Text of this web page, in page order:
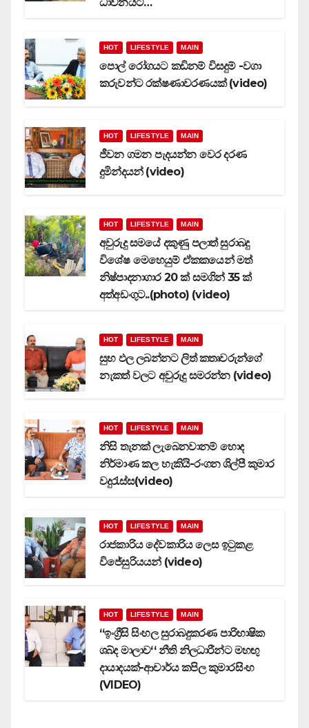
HOT LIFESTYLE MAIN
පොල් රෝගයට කඩිනම් විසදුම් -වගා
කරුවන්ට රක්ෂණාවරණයක් (video)
HOT LIFESTYLE MAIN
ජීවන ගමන පැදයන්න වෙර දරණ
දුමින්දයන් (video)
HOT LIFESTYLE MAIN
අවුරුදු සමයේ දකුණු පලාත් සුරාබදු
විශේෂ මෙහෙයුම් ඒකකයෙන් මත්
නිෂ්පාදනාගාර 20 ක් සමගින් 35 ක්
අත්අඩංගුට..(photo) (video)
HOT LIFESTYLE MAIN
සුභ ඵල ලබන්නට ලිත් කතෘවරුන්ගේ
නැකත් වලට අවුරුදු සමරන්න (video)
HOT LIFESTYLE MAIN
නිසි තැනක් ලැබෙනවානම් හොද
නිර්මාණ කල හැකියි-රංගන ශිල්පී කුමාර
වදුරැස්ස(video)
HOT LIFESTYLE MAIN
රාජකාරිය දේවකාරිය ලෙස ඉටුකළ
විජේසුරියයන් (video)
HOT LIFESTYLE MAIN
‘‘ඉංග්‍රීසි සිංහල සුරාබදුකරණ පාරිභාෂික
ශබ්ද මාලාව‘‘ නීති නිලධාරීන්ට මහඟු
දායාදයක්-ආචාර්ය කපිල කුමාරසිංහ
(VIDEO)